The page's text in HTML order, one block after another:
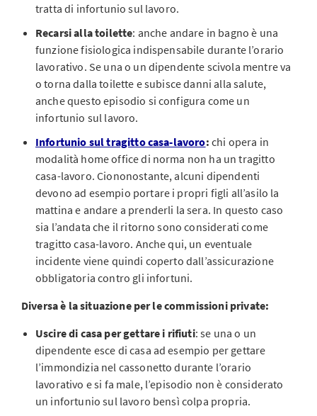
tratta di infortunio sul lavoro.
Recarsi alla toilette: anche andare in bagno è una
funzione fisiologica indispensabile durante l’orario
lavorativo. Se una o un dipendente scivola mentre va
o torna dalla toilette e subisce danni alla salute,
anche questo episodio si configura come un
infortunio sul lavoro.
Infortunio sul tragitto casa-lavoro: chi opera in
modalità home office di norma non ha un tragitto
casa-lavoro. Ciononostante, alcuni dipendenti
devono ad esempio portare i propri figli all’asilo la
mattina e andare a prenderli la sera. In questo caso
sia l’andata che il ritorno sono considerati come
tragitto casa-lavoro. Anche qui, un eventuale
incidente viene quindi coperto dall’assicurazione
obbligatoria contro gli infortuni.
Diversa è la situazione per le commissioni private:
Uscire di casa per gettare i rifiuti: se una o un
dipendente esce di casa ad esempio per gettare
l’immondizia nel cassonetto durante l’orario
lavorativo e si fa male, l’episodio non è considerato
un infortunio sul lavoro bensì colpa propria.